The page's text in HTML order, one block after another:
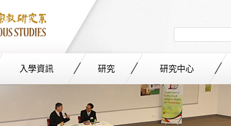
in
入學資訊 研究 研究中心